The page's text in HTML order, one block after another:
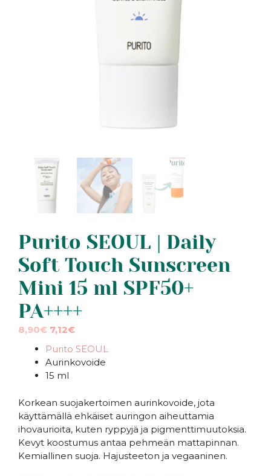
Purito SEOUL | Daily
Soft Touch Sunscreen
Mini 15 ml SPF50+
PA++++
Alkuperäinen
8,90€.
8,90€Nykyinen
on:
8,90€.
7,12€
Purito SEOUL
Aurinkovoide
15 ml
Korkean suojakertoimen aurinkovoide, jota
käyttämällä ehkäiset auringon aiheuttamia
ihovaurioita, kuten ryppyjä ja pigmenttimuutoksia.
Kevyt koostumus antaa pehmeän mattapinnan.
Kemiallinen suoja. Hajusteeton ja vegaaninen.